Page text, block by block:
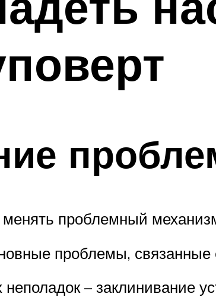
менять проблемный
проблемы,
– заклинивание